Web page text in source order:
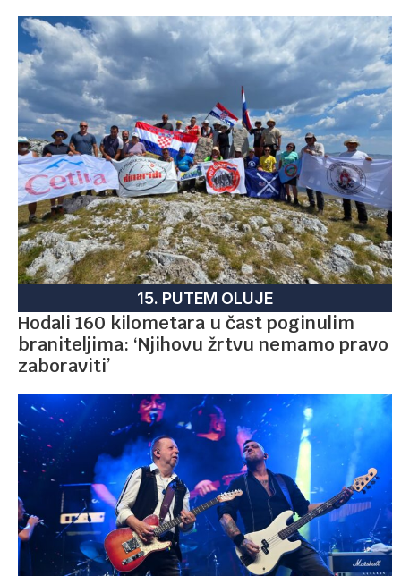
15. PUTEM OLUJE
Hodali 160 kilometara u čast poginulim
braniteljima: ‘Njihovu žrtvu nemamo pravo
zaboraviti’